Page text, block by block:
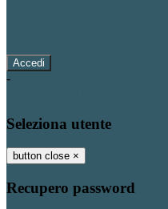
-
Seleziona utente
button close ×
Recupero password